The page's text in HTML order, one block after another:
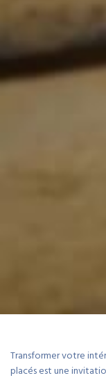
Transformer votre
placés est une